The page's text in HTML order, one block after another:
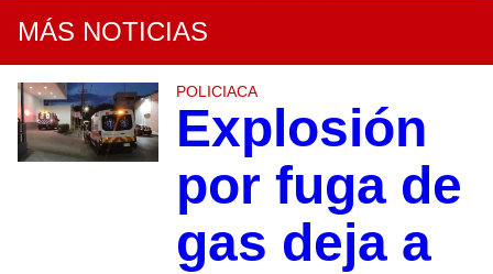
MÁS NOTICIAS
POLICIACA
Explosión
por fuga de
gas deja a